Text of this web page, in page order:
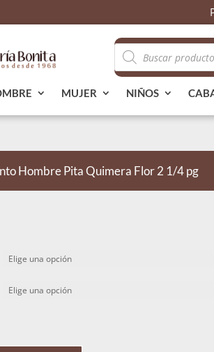
Búsqueda
de
productos
MUJER NIÑOS
Hombre Pita Quimera Flor 2 1/4 pg